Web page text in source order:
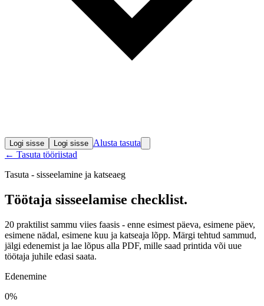
Logi sisse Logi sisse Alusta tasuta
← Tasuta tööriistad
Tasuta - sisseelamine ja katseaeg
Töötaja sisseelamise checklist.
20 praktilist sammu viies faasis - enne esimest päeva, esimene päev,
esimene nädal, esimene kuu ja katseaja lõpp. Märgi tehtud sammud,
jälgi edenemist ja lae lõpus alla PDF, mille saad printida või uue
töötaja juhile edasi saata.
Edenemine
0%